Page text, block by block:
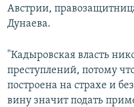
Австрии,
Дунаева.
"Кадыровская власть
преступлений, потому
построена на страхе и
вину значит подать